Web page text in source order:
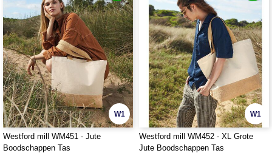
W1
Westford mill WM451 - Jute
Boodschappen Tas
W1
Westford mill WM452 - XL Grote
Jute Boodschappen Tas